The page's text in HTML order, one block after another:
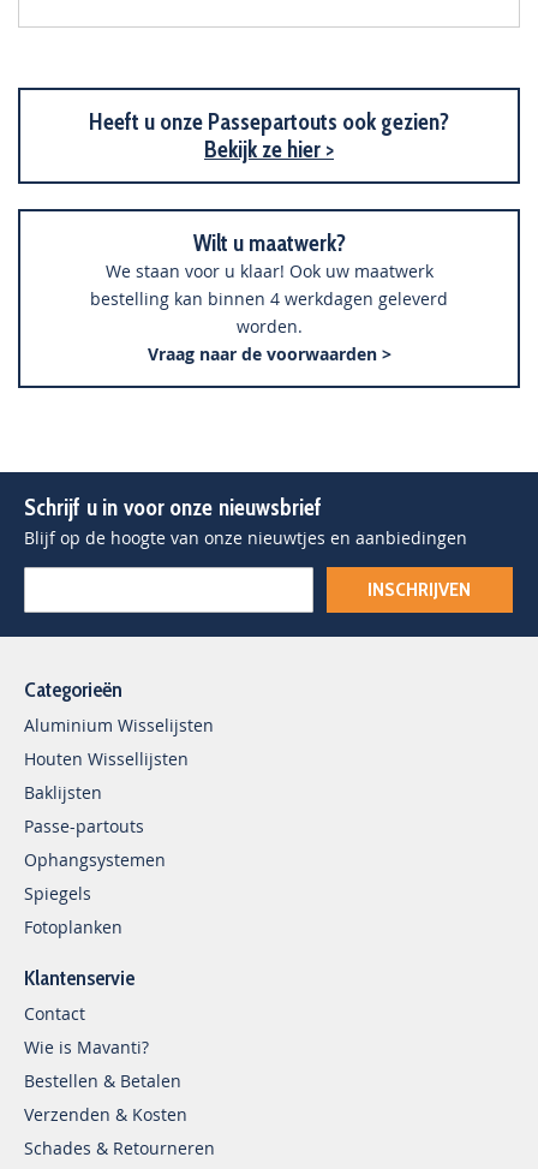
Heeft u onze Passepartouts ook gezien?
Bekijk ze hier >
Wilt u maatwerk?
We staan voor u klaar! Ook uw maatwerk
bestelling kan binnen 4 werkdagen geleverd
worden.
Vraag naar de voorwaarden >
Schrijf u in voor onze nieuwsbrief
Blijf op de hoogte van onze nieuwtjes en aanbiedingen
INSCHRIJVEN
Categorieën
Aluminium Wisselijsten
Houten Wissellijsten
Baklijsten
Passe-partouts
Ophangsystemen
Spiegels
Fotoplanken
Klantenservie
Contact
Wie is Mavanti?
Bestellen & Betalen
Verzenden & Kosten
Schades & Retourneren